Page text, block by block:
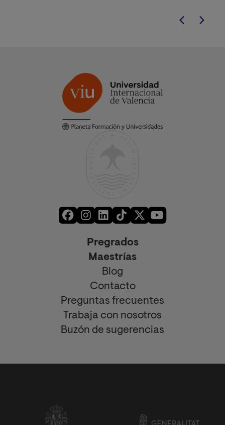
Pregrados
Maestrías
Blog
Contacto
Preguntas frecuentes
Trabaja con nosotros
Buzón de sugerencias